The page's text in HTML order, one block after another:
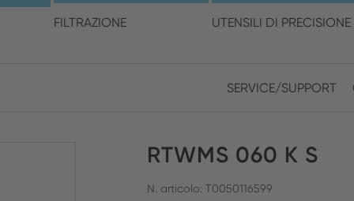
FILTRAZIONE UTENSILI DI PRECISIONE
CHIUDI RICERCA
SERVICE/SUPPORT
la posizione e la
RTWMS 060 K S
N. articolo: T0050116599